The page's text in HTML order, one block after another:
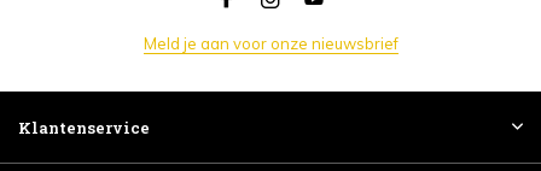
Meld je aan voor onze nieuwsbrief
Klantenservice